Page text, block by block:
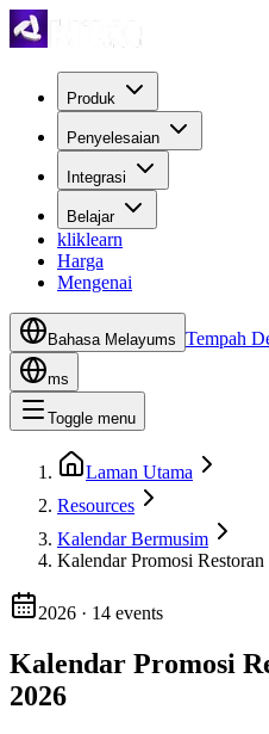
Produk
Penyelesaian
Integrasi
Belajar
kliklearn
Harga
Mengenai
Bahasa Melayums Tempah
ms
Toggle menu
Laman Utama
Resources
Kalendar Bermusim
Kalendar Promosi
2026 · 14 events
Kalendar Promosi
2026